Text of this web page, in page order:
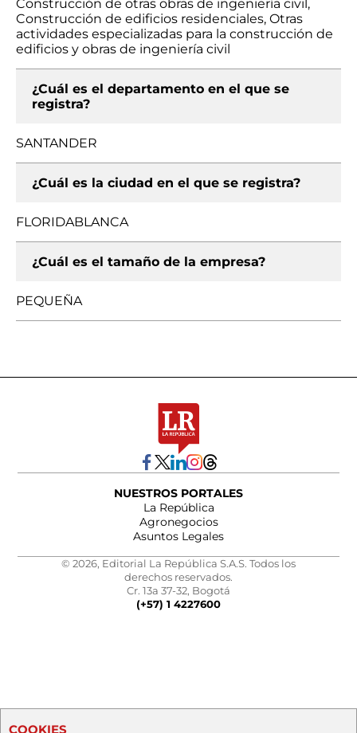
Construcción de otras obras de ingeniería civil,
Construcción de edificios residenciales, Otras
actividades especializadas para la construcción de
edificios y obras de ingeniería civil
¿Cuál es el departamento en el que se
registra?
SANTANDER
¿Cuál es la ciudad en el que se registra?
FLORIDABLANCA
¿Cuál es el tamaño de la empresa?
PEQUEÑA
NUESTROS PORTALES
La República
Agronegocios
Asuntos Legales
© 2026, Editorial La República S.A.S. Todos los
derechos reservados.
Cr. 13a 37-32, Bogotá
(+57) 1 4227600
COOKIES